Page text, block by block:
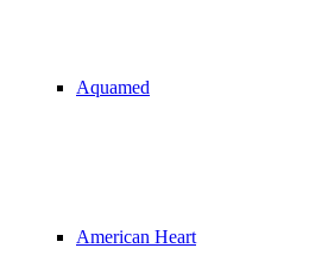
Aquamed
American Heart